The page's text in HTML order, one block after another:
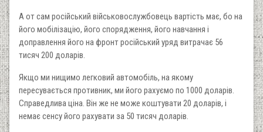
А от сам російський військовослужбовець вартість має, бо на
його мобілізацію, його спорядження, його навчання і
доправлення його на фронт російський уряд витрачає 56
тисяч 200 доларів.
Якщо ми нищимо легковий автомобіль, на якому
пересувається противник, ми його рахуємо по 1000 доларів.
Справедлива ціна. Він же не може коштувати 20 доларів, і
немає сенсу його рахувати за 50 тисяч доларів.